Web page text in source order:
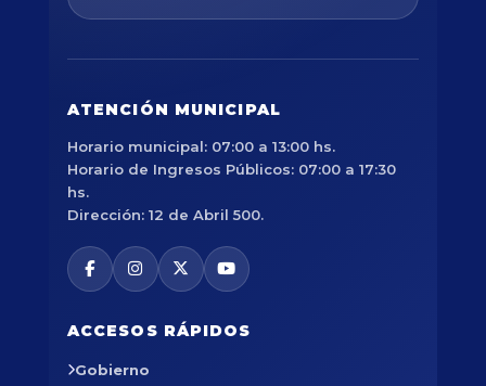
ATENCIÓN MUNICIPAL
Horario municipal: 07:00 a 13:00 hs.
Horario de Ingresos Públicos: 07:00 a 17:30
hs.
Dirección: 12 de Abril 500.
ACCESOS RÁPIDOS
Gobierno